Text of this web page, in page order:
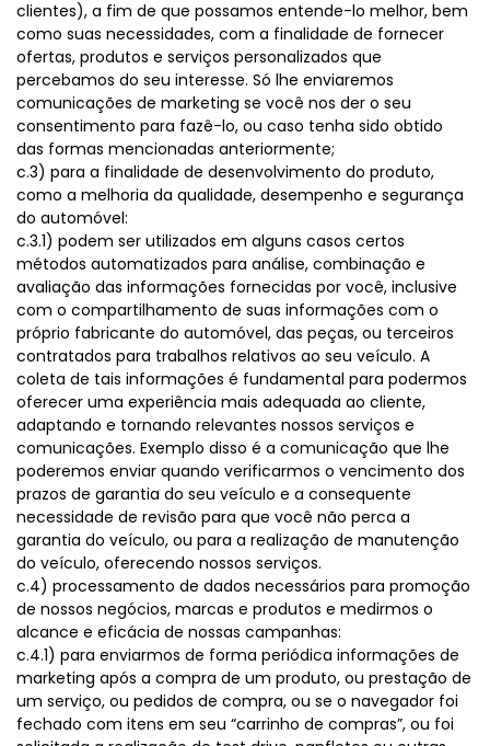
clientes), a fim de que possamos entende-lo melhor, bem
como suas necessidades, com a finalidade de fornecer
ofertas, produtos e serviços personalizados que
percebamos do seu interesse. Só lhe enviaremos
comunicações de marketing se você nos der o seu
consentimento para fazê-lo, ou caso tenha sido obtido
das formas mencionadas anteriormente;
c.3) para a finalidade de desenvolvimento do produto,
como a melhoria da qualidade, desempenho e segurança
do automóvel:
c.3.1) podem ser utilizados em alguns casos certos
métodos automatizados para análise, combinação e
avaliação das informações fornecidas por você, inclusive
com o compartilhamento de suas informações com o
próprio fabricante do automóvel, das peças, ou terceiros
contratados para trabalhos relativos ao seu veículo. A
coleta de tais informações é fundamental para podermos
oferecer uma experiência mais adequada ao cliente,
adaptando e tornando relevantes nossos serviços e
comunicações. Exemplo disso é a comunicação que lhe
poderemos enviar quando verificarmos o vencimento dos
prazos de garantia do seu veículo e a consequente
necessidade de revisão para que você não perca a
garantia do veículo, ou para a realização de manutenção
do veículo, oferecendo nossos serviços.
c.4) processamento de dados necessários para promoção
de nossos negócios, marcas e produtos e medirmos o
alcance e eficácia de nossas campanhas:
c.4.1) para enviarmos de forma periódica informações de
marketing após a compra de um produto, ou prestação de
um serviço, ou pedidos de compra, ou se o navegador foi
fechado com itens em seu “carrinho de compras”, ou foi